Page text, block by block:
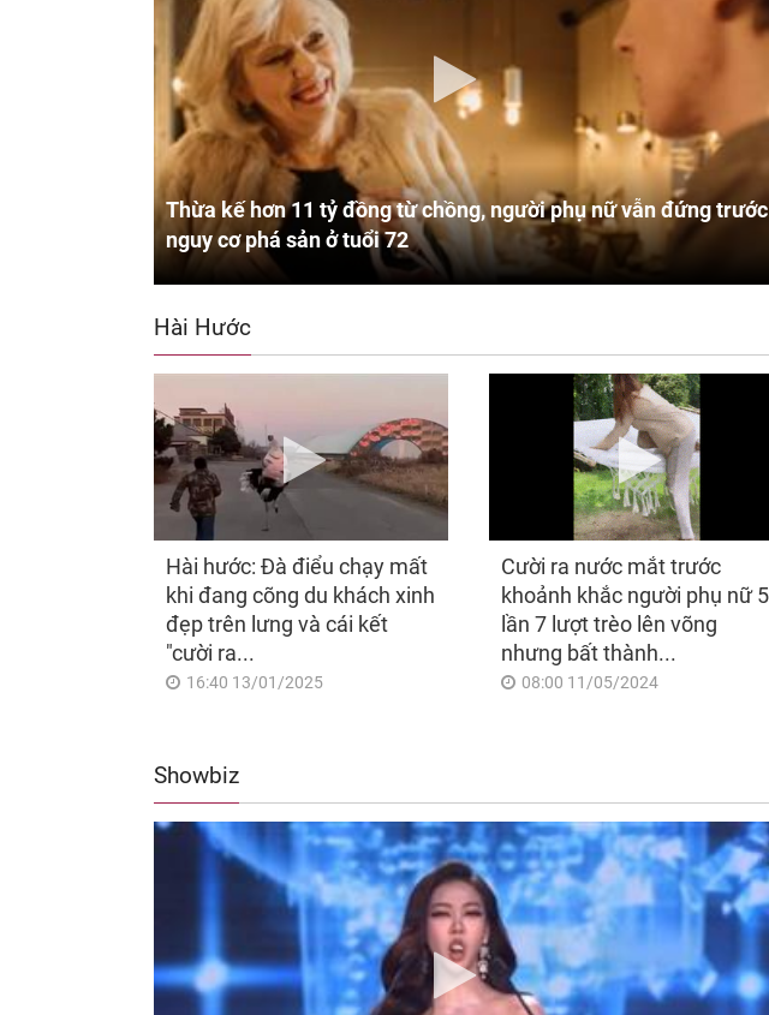
Thừa kế hơn 11 tỷ đồng từ chồng, người phụ nữ vẫn đứng trước
nguy cơ phá sản ở tuổi 72
Hài Hước
Hài hước: Đà điểu chạy mất
khi đang cõng du khách xinh
đẹp trên lưng và cái kết
"cười ra...
16:40 13/01/2025
Cười ra nước mắt trước
khoảnh khắc người phụ nữ 5
lần 7 lượt trèo lên võng
nhưng bất thành...
08:00 11/05/2024
Showbiz